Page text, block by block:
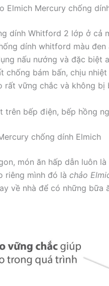
Elmich Mercury chống
dính Whitford 2 lớp ở cả
dính whitford màu
nấu nướng và đặc biệt
chống bám bấn, chịu
rất vững chắc và không
trên bếp điện, bếp hồng
chống dính Elmich
món ăn hấp dẫn luôn
riêng mình đó là chảo
về nhà để có những